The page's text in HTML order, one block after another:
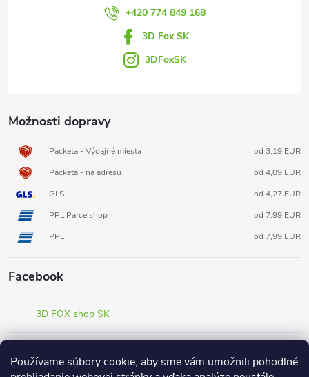
Používame súbory cookie, aby sme vám umožnili pohodlné
Možnosti dopravy
Packeta - Výdajné miesta
od 3,19 EUR
Packeta - na adresu
od 4,09 EUR
GLS
od 4,27 EUR
PPL Parcelshop
od 7,99 EUR
PPL
od 7,99 EUR
Facebook
3D FOX shop SK
+420 774 849 168
3D Fox SK
3DFoxSK